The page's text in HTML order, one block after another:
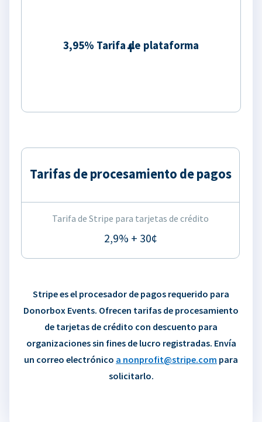
3,95% Tarifa de plataforma
Tarifas de procesamiento de pagos
Tarifa de Stripe para tarjetas de crédito
2,9% + 30¢
Stripe es el procesador de pagos requerido para
Donorbox Events. Ofrecen tarifas de procesamiento
de tarjetas de crédito con descuento para
organizaciones sin fines de lucro registradas. Envía
un correo electrónico a nonprofit@stripe.com para
solicitarlo.